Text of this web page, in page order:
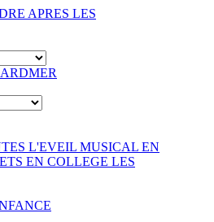
APRES LES
L'EVEIL MUSICAL EN
EN COLLEGE LES